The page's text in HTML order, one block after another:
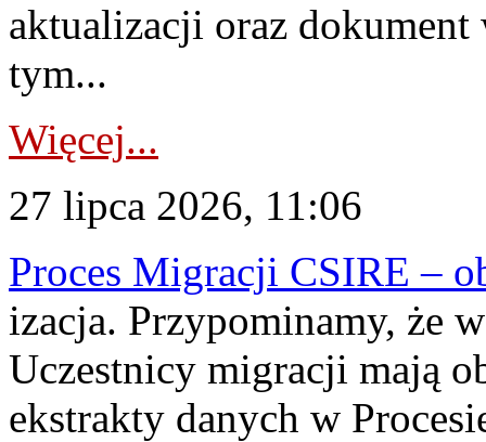
aktualizacji oraz
tym...
Więcej...
27 lipca 2026, 11:06
Proces Migracji CSIRE –
izacja. Przypominamy, że
Uczestnicy migracji mają
ekstrakty danych w